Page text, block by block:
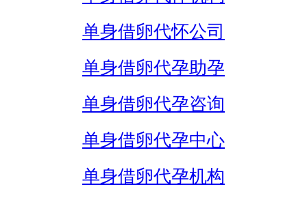
单身借卵代怀公司
单身借卵代孕助孕
单身借卵代孕咨询
单身借卵代孕中心
单身借卵代孕机构